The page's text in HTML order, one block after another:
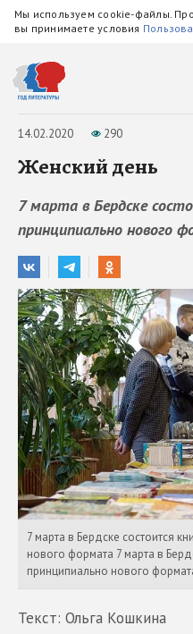
Мы используем cookie-файлы.
вы принимаете условия
14.02.2020 290
Женский день
7 марта в Бердске
принципиально нового
7 марта в Бердске состоится
нового формата 7 марта в
принципиально нового
Текст: Ольга Кошкина